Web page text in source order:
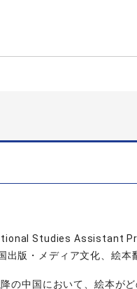
Studies Assistant
出版・メディア文化、絵本
の中国において、絵本が